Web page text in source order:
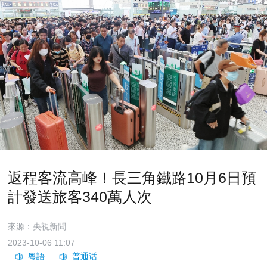
返程客流高峰！長三角鐵路10月6日預
計發送旅客340萬人次
來源：央視新聞
2023-10-06 11:07